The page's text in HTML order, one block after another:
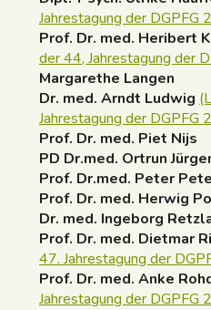
Jahrestagung der DGPFG
Prof. Dr. med. Heribert
der 44, Jahrestagung der
Margarethe Langen
Dr. med. Arndt Ludwig
Jahrestagung der DGPFG
Prof. Dr. med. Piet Nijs
PD Dr.med. Ortrun
Prof. Dr.med. Peter
Prof. Dr. med. Herwig
Dr. med. Ingeborg
Prof. Dr. med. Dietmar
47. Jahrestagung der
Prof. Dr. med. Anke
Jahrestagung der DGPFG